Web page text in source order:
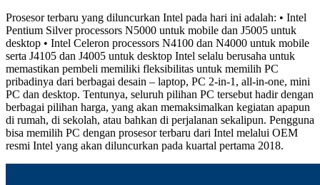
Prosesor terbaru yang diluncurkan Intel pada hari ini adalah: • Intel
Pentium Silver processors N5000 untuk mobile dan J5005 untuk
desktop • Intel Celeron processors N4100 dan N4000 untuk mobile
serta J4105 dan J4005 untuk desktop Intel selalu berusaha untuk
memastikan pembeli memiliki fleksibilitas untuk memilih PC
pribadinya dari berbagai desain – laptop, PC 2-in-1, all-in-one, mini
PC dan desktop. Tentunya, seluruh pilihan PC tersebut hadir dengan
berbagai pilihan harga, yang akan memaksimalkan kegiatan apapun
di rumah, di sekolah, atau bahkan di perjalanan sekalipun. Pengguna
bisa memilih PC dengan prosesor terbaru dari Intel melalui OEM
resmi Intel yang akan diluncurkan pada kuartal pertama 2018.